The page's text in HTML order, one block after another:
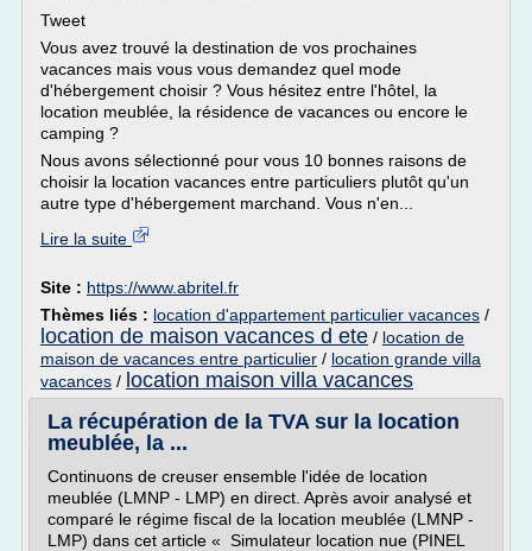
Tweet
Vous avez trouvé la destination de vos prochaines
vacances mais vous vous demandez quel mode
d'hébergement choisir ? Vous hésitez entre l'hôtel, la
location meublée, la résidence de vacances ou encore le
camping ?
Nous avons sélectionné pour vous 10 bonnes raisons de
choisir la location vacances entre particuliers plutôt qu'un
autre type d'hébergement marchand. Vous n'en...
Lire la suite
Site : https://www.abritel.fr
Thèmes liés : location d'appartement particulier vacances /
location de maison vacances d ete / location de
maison de vacances entre particulier / location grande villa
vacances / location maison villa vacances
La récupération de la TVA sur la location
meublée, la ...
Continuons de creuser ensemble l'idée de location
meublée (LMNP - LMP) en direct. Après avoir analysé et
comparé le régime fiscal de la location meublée (LMNP -
LMP) dans cet article « Simulateur location nue (PINEL